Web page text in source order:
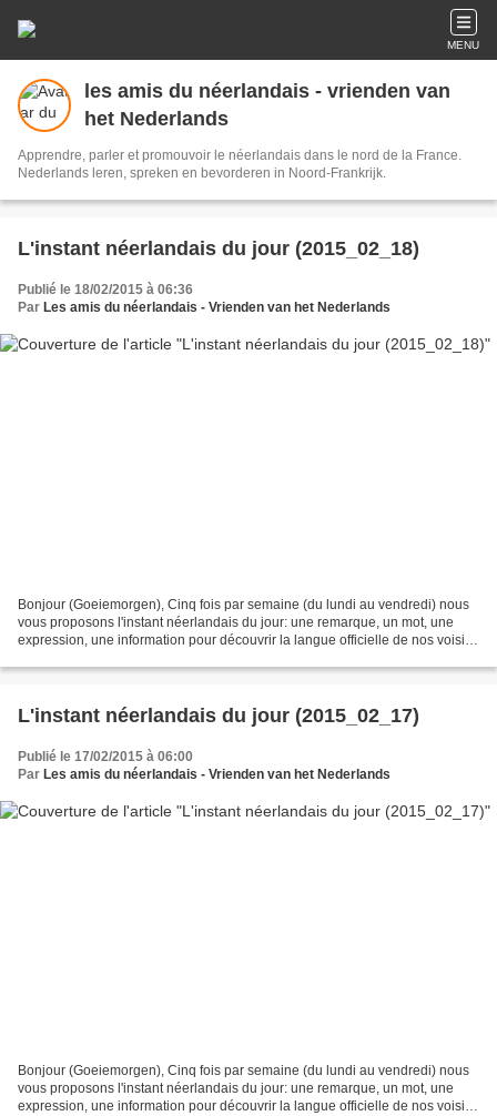
MENU
les amis du néerlandais - vrienden van
het Nederlands
Apprendre, parler et promouvoir le néerlandais dans le nord de la France.
Nederlands leren, spreken en bevorderen in Noord-Frankrijk.
L'instant néerlandais du jour (2015_02_18)
Publié le 18/02/2015 à 06:36
Par Les amis du néerlandais - Vrienden van het Nederlands
Bonjour (Goeiemorgen), Cinq fois par semaine (du lundi au vendredi) nous
vous proposons l'instant néerlandais du jour: une remarque, un mot, une
expression, une information pour découvrir la langue officielle de nos voisins
L'instant néerlandais du jour (2015_02_17)
Publié le 17/02/2015 à 06:00
Par Les amis du néerlandais - Vrienden van het Nederlands
Bonjour (Goeiemorgen), Cinq fois par semaine (du lundi au vendredi) nous
vous proposons l'instant néerlandais du jour: une remarque, un mot, une
expression, une information pour découvrir la langue officielle de nos voisins